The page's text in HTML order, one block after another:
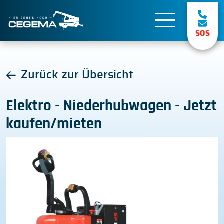
SOS
Zurück zur Übersicht
Elektro - Niederhubwagen - Jetzt
kaufen/mieten